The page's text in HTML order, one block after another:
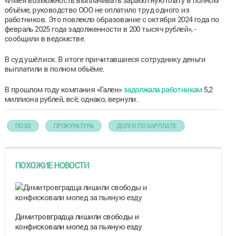
объёме, руководство ООО не оплатило труд одного из
работников. Это повлекло образование с октября 2024 года по
февраль 2025 года задолженности в 200 тысяч рублей», -
сообщили в ведомстве.
В суд ушёл иск. В итоге причитавшиеся сотруднику деньги
выплатили в полном объёме.
В прошлом году компания «Гален»задолжала работникам 5,2
миллиона рублей, всё, однако, вернули.
ПОЭЗ ПРОКУРАТУРА ДОЛГИ ПО ЗАРПЛАТЕ
ПОХОЖИЕ НОВОСТИ
Димитровградца лишили свободы и
конфисковали мопед за пьяную езду